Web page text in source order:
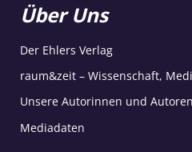
Über Uns
Der Ehlers Verlag
raum&zeit – Wissenschaft,
Unsere Autorinnen und Autoren
Mediadaten